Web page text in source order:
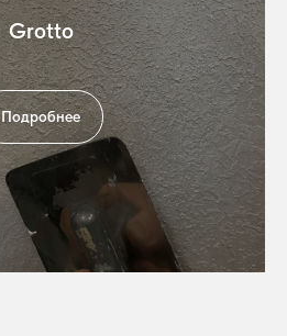
Grotto
Подробнее